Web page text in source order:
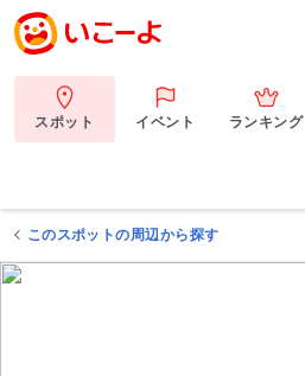
スポット イベント ランキング
このスポットの周辺から探す